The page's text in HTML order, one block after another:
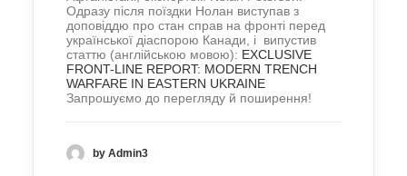
Одразу після поїздки Нолан виступав з
доповіддю про стан справ на фронті перед
української діаспорою Канади, і випустив
статтю (англійською мовою): EXCLUSIVE
FRONT-LINE REPORT: MODERN TRENCH
WARFARE IN EASTERN UKRAINE
Запрошуємо до перегляду й поширення!
by Admin3